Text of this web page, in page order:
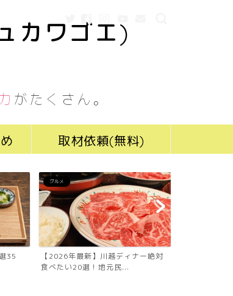
カワゴエ)
がたくさん。
取材依頼(無料)
35
グルメ
【2026年最新】川越ディナー絶対
食べたい20選！地元民...